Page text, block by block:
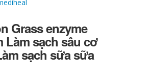
Grass enzyme
Làm sạch sâu cơ
sạch sữa sữa